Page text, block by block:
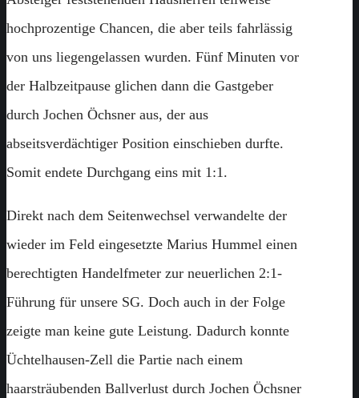
hochprozentige Chancen, die aber teils fahrlässig
von uns liegengelassen wurden. Fünf Minuten vor
der Halbzeitpause glichen dann die Gastgeber
durch Jochen Öchsner aus, der aus
abseitsverdächtiger Position einschieben durfte.
Somit endete Durchgang eins mit 1:1.
Direkt nach dem Seitenwechsel verwandelte der
wieder im Feld eingesetzte Marius Hummel einen
berechtigten Handelfmeter zur neuerlichen 2:1-
Führung für unsere SG. Doch auch in der Folge
zeigte man keine gute Leistung. Dadurch konnte
Üchtelhausen-Zell die Partie nach einem
haarsträubenden Ballverlust durch Jochen Öchsner